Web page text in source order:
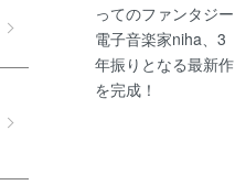
ってのファンタジー
電子音楽家niha、3
年振りとなる最新作
を完成！